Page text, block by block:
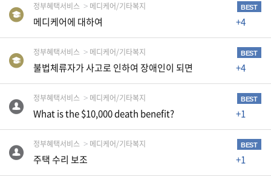
이
용
수
내
바
랍
정부혜택서비스 메디케어/기타복지 BEST
메디케어에 대하여 +4
정부혜택서비스 메디케어/기타복지 BEST
불법체류자가 사고로 인하여 장애인이 되면 +4
정부혜택서비스 메디케어/기타복지 BEST
What is the $10,000 death benefit? +1
정부혜택서비스 메디케어/기타복지 BEST
주택 수리 보조 +1